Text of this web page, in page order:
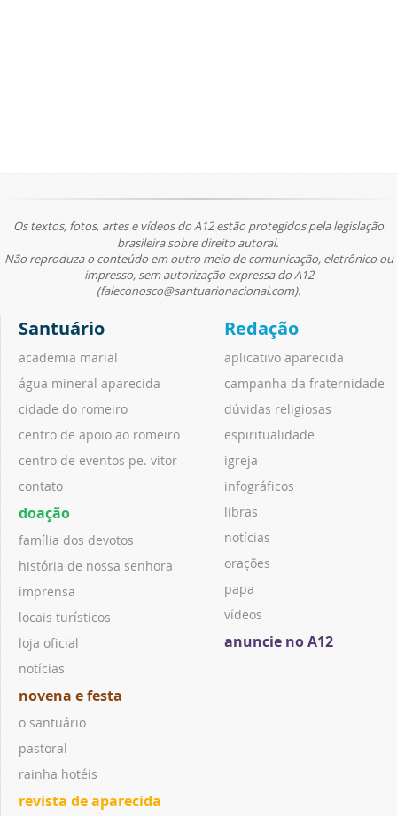
Os textos, fotos, artes e vídeos do A12 estão protegidos pela legislação
brasileira sobre direito autoral.
Não reproduza o conteúdo em outro meio de comunicação, eletrônico ou
impresso, sem autorização expressa do A12
(faleconosco@santuarionacional.com).
Santuário
academia marial
água mineral aparecida
cidade do romeiro
centro de apoio ao romeiro
centro de eventos pe. vitor
contato
doação
família dos devotos
história de nossa senhora
imprensa
locais turísticos
loja oficial
notícias
novena e festa
o santuário
pastoral
rainha hotéis
revista de aparecida
Redação
aplicativo aparecida
campanha da fraternidade
dúvidas religiosas
espiritualidade
igreja
infográficos
libras
notícias
orações
papa
vídeos
anuncie no A12